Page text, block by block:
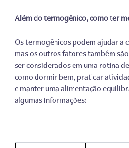
Além do termogênico, como ter
Os termogênicos podem ajudar a
mas os outros fatores também
ser considerados em uma rotina
como dormir bem, praticar
e manter uma alimentação
algumas informações: